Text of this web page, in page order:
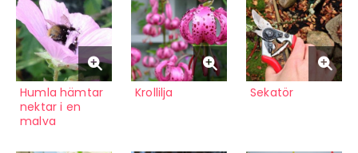
Humla hämtar
nektar i en
malva
Krollilja Sekatör